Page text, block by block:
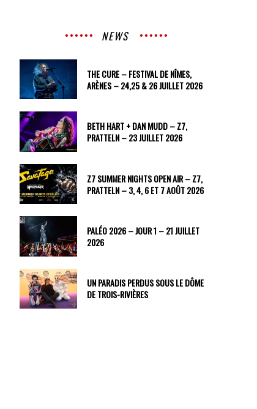
NEWS
THE CURE – FESTIVAL DE NÎMES,
ARÈNES – 24,25 & 26 JUILLET 2026
BETH HART + DAN MUDD – Z7,
PRATTELN – 23 JUILLET 2026
Z7 SUMMER NIGHTS OPEN AIR – Z7,
PRATTELN – 3, 4, 6 ET 7 AOÛT 2026
PALÉO 2026 – JOUR 1 – 21 JUILLET
2026
UN PARADIS PERDUS SOUS LE DÔME
DE TROIS-RIVIÈRES